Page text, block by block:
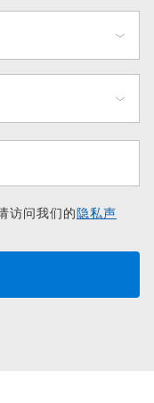
访问我们的隐私声